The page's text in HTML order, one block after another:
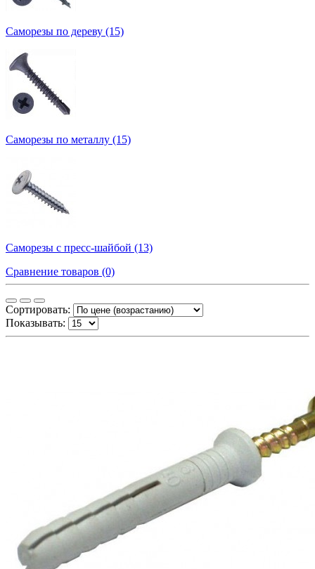
Саморезы по дереву (15)
Саморезы по металлу (15)
Саморезы с пресс-шайбой (13)
Сравнение товаров (0)
Сортировать:
Показывать: